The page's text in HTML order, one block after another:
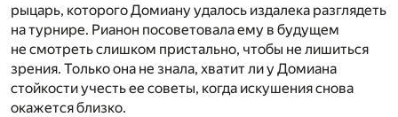
рыцарь, которого Домиану удалось издалека разглядеть
на турнире. Рианон посоветовала ему в будущем
не смотреть слишком пристально, чтобы не лишиться
зрения. Только она не знала, хватит ли у Домиана
стойкости учесть ее советы, когда искушения снова
окажется близко.